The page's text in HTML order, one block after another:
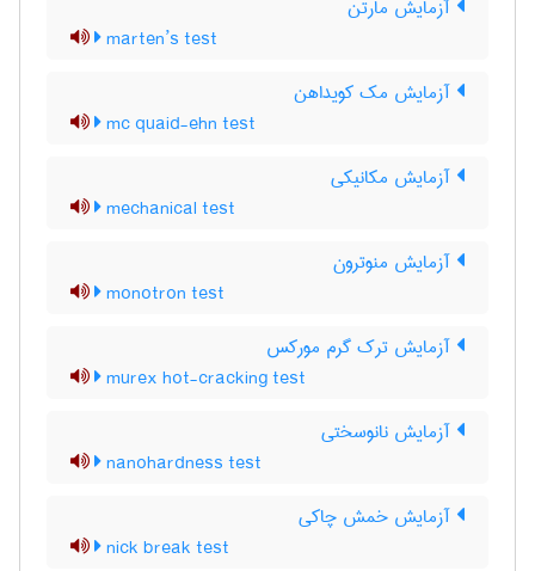
آزمایش مارتن
marten’s test
آزمایش مک کویداهن
mc quaid-ehn test
آزمایش مکانیکی
mechanical test
آزمایش منوترون
monotron test
آزمایش ترک گرم مورکس
murex hot-cracking test
آزمایش نانوسختی
nanohardness test
آزمایش خمش چاکی
nick break test